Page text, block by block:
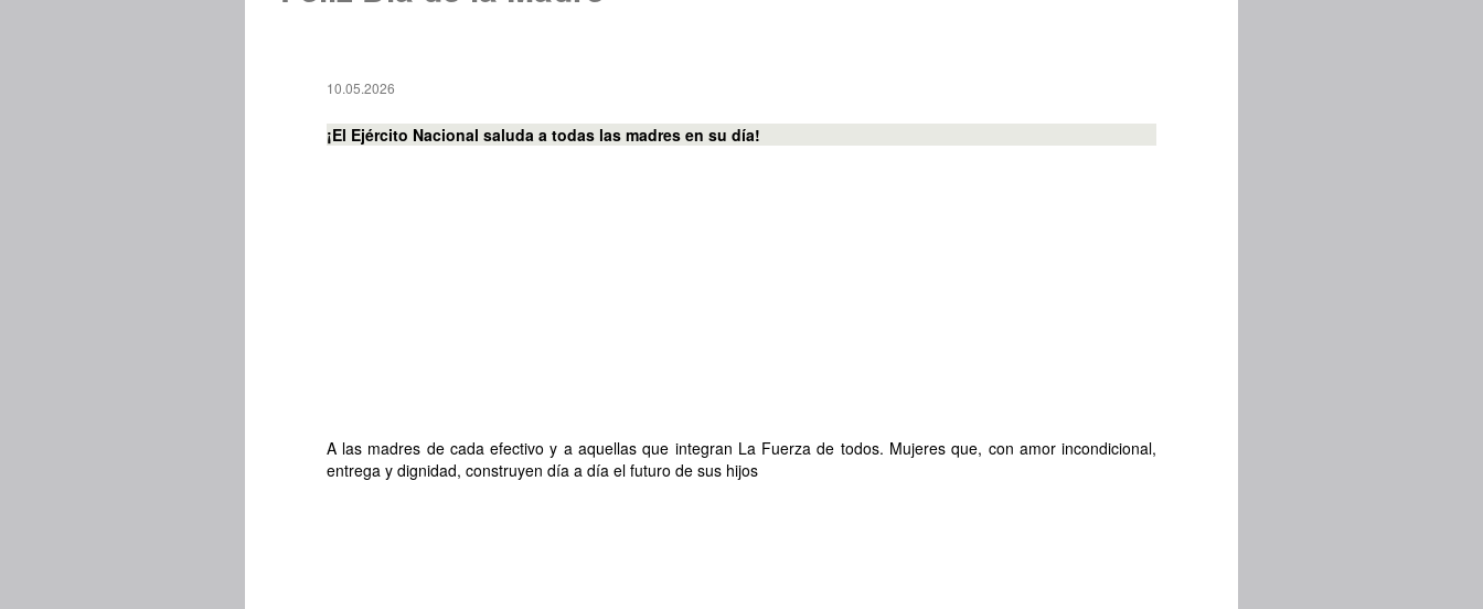
10.05.2026
¡El Ejército Nacional saluda a todas las madres en su día!
A las madres de cada efectivo y a aquellas que integran La Fuerza de todos. Mujeres que, con amor incondicional,
entrega y dignidad, construyen día a día el futuro de sus hijos